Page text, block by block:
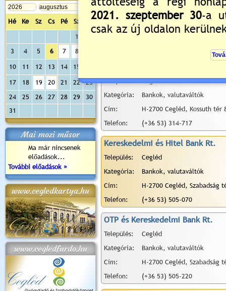
Hé Ke Sz Cs Pé Sz
Va
1
3
4 5 6 7 8
10 11 12 13 14 15
17 18 19 20 21 22
23
24
25 26 27 28 29
30
31
Mai mozi műsor
Ma már nincsenek
előadások...
További előadások »
www.cegledkartya.hu
www.cegledfurdo.hu
Település:
Cegléd
Kategória:
Bankok, valutaváltók
Cím:
H-2700 Cegléd, Szabadság
Kategória:
Bankok, valutaváltók
Cím:
H-2700 Cegléd, Kossuth tér
Telefon:
(+36 53) 314-717
Kereskedelmi és Hitel Bank Rt.
Település:
Cegléd
Kategória:
Bankok, valutaváltók
Cím:
H-2700 Cegléd, Szabadság
Telefon:
(+36 53) 505-070
OTP és Kereskedelmi Bank Rt.
Település:
Cegléd
Kategória:
Bankok, valutaváltók
Cím:
H-2700 Cegléd, Szabadság
Telefon:
(+36 53) 505-220